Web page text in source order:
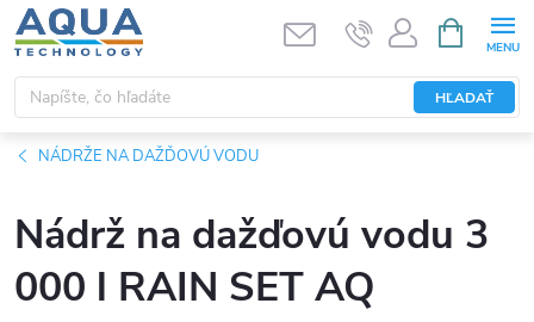
Prejsť
na
obsah
HĽADAŤ
KOŠÍK
NÁDRŽE NA DAŽĎOVÚ VODU
Nádrž na dažďovú vodu 3
000 l RAIN SET AQ